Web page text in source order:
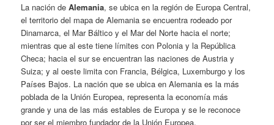
La nación de Alemania, se ubica en la región de Europa Central,
el territorio del mapa de Alemania se encuentra rodeado por
Dinamarca, el Mar Báltico y el Mar del Norte hacia el norte;
mientras que al este tiene límites con Polonia y la República
Checa; hacia el sur se encuentran las naciones de Austria y
Suiza; y al oeste limita con Francia, Bélgica, Luxemburgo y los
Países Bajos. La nación que se ubica en Alemania es la más
poblada de la Unión Europea, representa la economía más
grande y una de las más estables de Europa y se le reconoce
por ser el miembro fundador de la Unión Europea.